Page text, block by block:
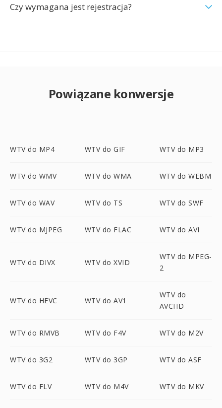
Czy wymagana jest rejestracja?
Powiązane konwersje
WTV do MP4 WTV do GIF WTV do MP3
WTV do WMV WTV do WMA WTV do WEBM
WTV do WAV WTV do TS WTV do SWF
WTV do MJPEG WTV do FLAC WTV do AVI
WTV do DIVX WTV do XVID
WTV do MPEG-
2
WTV do HEVC WTV do AV1
WTV do
AVCHD
WTV do RMVB WTV do F4V WTV do M2V
WTV do 3G2 WTV do 3GP WTV do ASF
WTV do FLV WTV do M4V WTV do MKV